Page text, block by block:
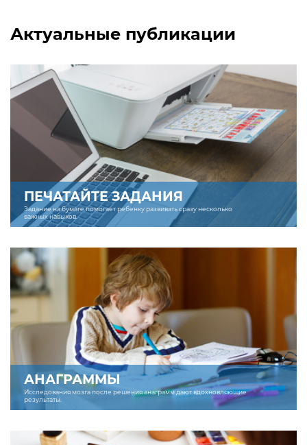
Актуальные публикации
ПЕЧАТАЙТЕ ЗАДАНИЯ
Задание на бумаге помогает ребенку развивать сразу несколько
важных навыков.
АНАГРАММЫ
Исследования мозга после решения анаграмм дают вдохновляющие
результаты.